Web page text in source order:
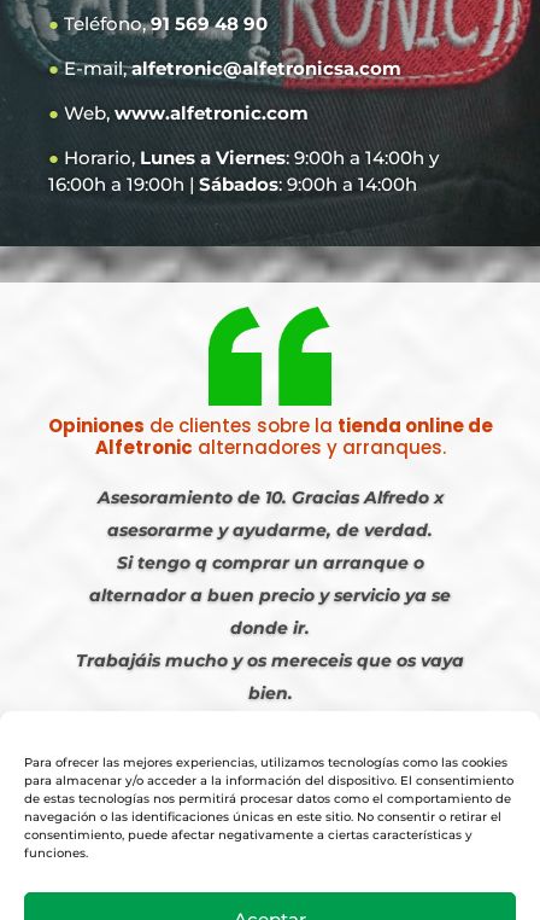
Para ofrecer las mejores experiencias, utilizamos tecnologías como las cookies
para almacenar y/o acceder a la información del dispositivo. El consentimiento
de estas tecnologías nos permitirá procesar datos como el comportamiento de
navegación o las identificaciones únicas en este sitio. No consentir o retirar el
consentimiento, puede afectar negativamente a ciertas características y
funciones.
●Teléfono,91 569 48 90
●E-mail,alfetronic@alfetronicsa.com
● Web, www.alfetronic.com
● Horario, Lunes a Viernes: 9:00h a 14:00h y
16:00h a 19:00h | Sábados: 9:00h a 14:00h
Opiniones de clientes sobre la tienda online de
Alfetronic alternadores y arranques.
Asesoramiento de 10. Gracias Alfredo x
asesorarme y ayudarme, de verdad.
Si tengo q comprar un arranque o
alternador a buen precio y servicio ya se
donde ir.
Trabajáis mucho y os mereceis que os vaya
bien.